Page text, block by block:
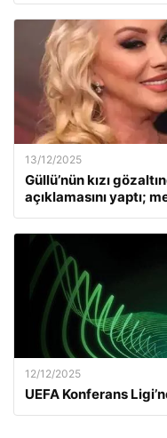
13/12/2025
Güllü’nün kızı
açıklamasını yaptı;
12/12/2025
UEFA Konferans